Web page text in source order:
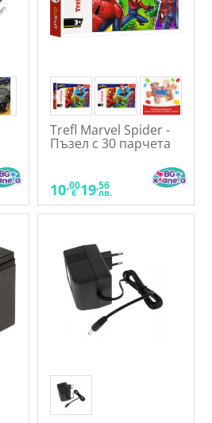
Trefl Marvel Spider -
Пъзел с 30 парчета
10,00
€ 19,56
лв.